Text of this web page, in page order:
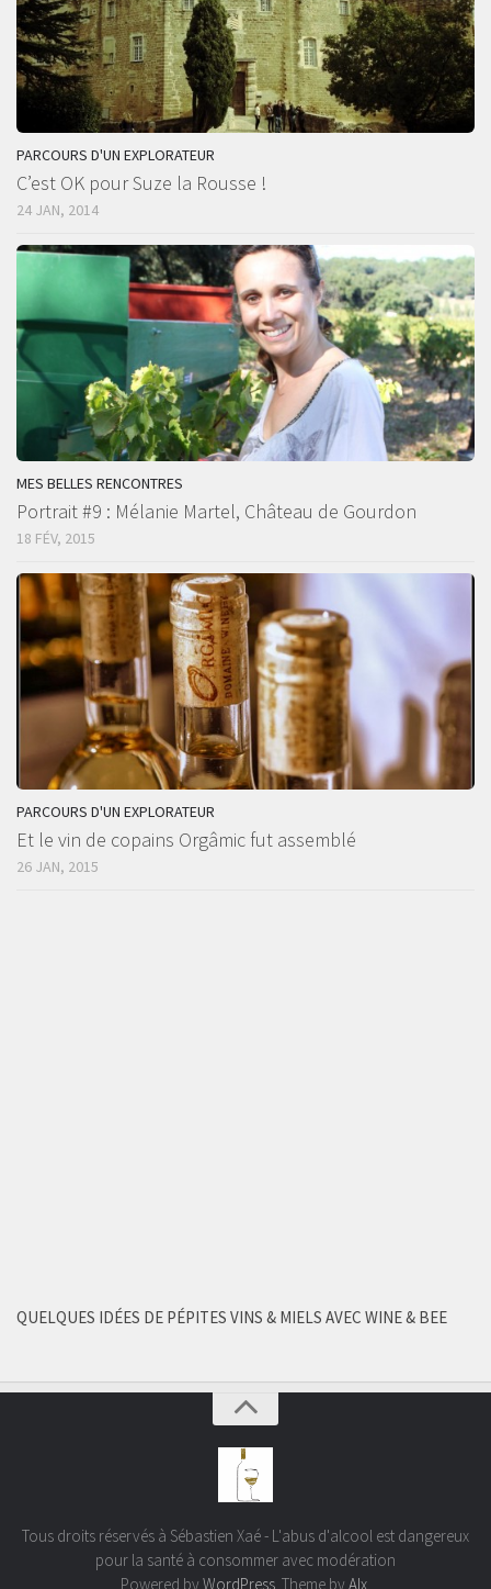
PARCOURS D'UN EXPLORATEUR
C’est OK pour Suze la Rousse !
24 JAN, 2014
MES BELLES RENCONTRES
Portrait #9 : Mélanie Martel, Château de Gourdon
18 FÉV, 2015
PARCOURS D'UN EXPLORATEUR
Et le vin de copains Orgâmic fut assemblé
26 JAN, 2015
QUELQUES IDÉES DE PÉPITES VINS & MIELS AVEC WINE & BEE
Tous droits réservés à Sébastien Xaé - L'abus d'alcool est dangereux
pour la santé à consommer avec modération
Powered by WordPress . Theme by Alx